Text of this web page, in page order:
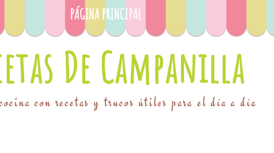
PÁGINA PRINCIPAL
De Campanilla
con recetas y trucos útiles para el día a día